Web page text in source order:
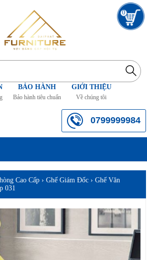
0
BẢO HÀNH
Bảo hành tiêu chuẩn
GIỚI THIỆU
Về chúng tôi
0799999984
Cao Cấp ›Ghế Giám Đốc ›Ghế Văn
031